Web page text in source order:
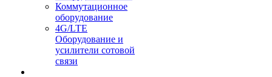
Коммутационное
оборудование
4G/LTE
Оборудование и
усилители сотовой
связи